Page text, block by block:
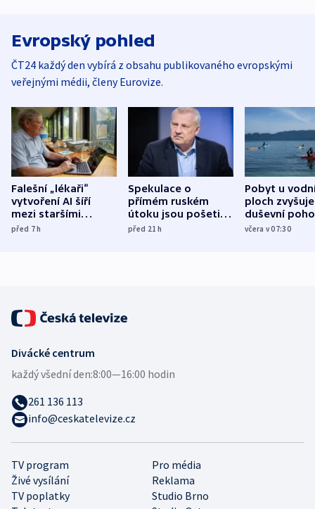
Evropský pohled
ČT24 každý den vybírá z obsahu publikovaného evropskými
veřejnými médii, členy Eurovize.
Falešní „lékaři“
vytvoření AI šíří
mezi staršími
Poláky nebezpečné
před 7h
Spekulace o
přímém ruském
útoku jsou pošetilé,
míní estonský
před 21h
Pobyt u
ploch zvyšuje
duševní
ukázala
včera v 07:30
TV program
Pro média
Živé vysílání
Reklama
TV poplatky
Studio Brno
Divácké centrum
každý všední den:8:00—16:00 hodin
261 136 113
info@ceskatelevize.cz